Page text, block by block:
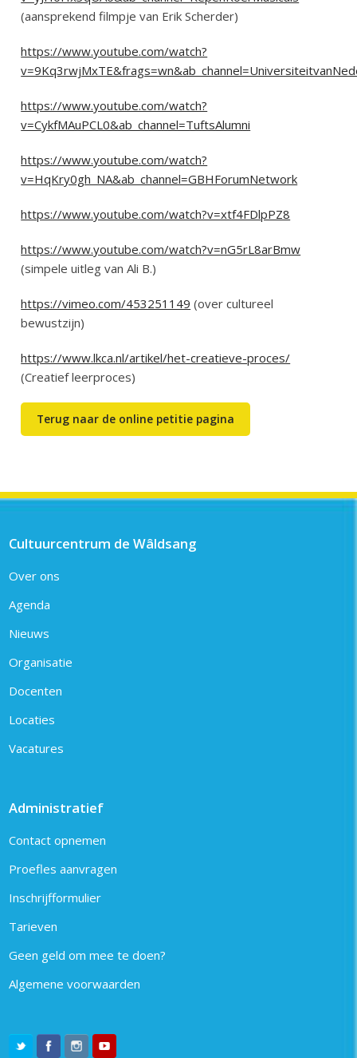
(aansprekend filmpje van Erik Scherder)
https://www.youtube.com/watch?
https://www.youtube.com/watch?
v=CykfMAuPCL0&ab_channel=TuftsAlumni
https://www.youtube.com/watch?
v=HqKry0gh_NA&ab_channel=GBHForumNetwork
https://www.youtube.com/watch?v=xtf4FDlpPZ8
https://www.youtube.com/watch?v=nG5rL8arBmw
(simpele uitleg van Ali B.)
https://vimeo.com/453251149 (over cultureel
bewustzijn)
https://www.lkca.nl/artikel/het-creatieve-proces/
(Creatief leerproces)
Terug naar de online petitie pagina
Cultuurcentrum de Wâldsang
Over ons
Agenda
Nieuws
Organisatie
Docenten
Locaties
Vacatures
Administratief
Contact opnemen
Proefles aanvragen
Inschrijfformulier
Tarieven
Geen geld om mee te doen?
Algemene voorwaarden